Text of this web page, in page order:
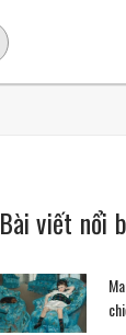
Bài viết nổi